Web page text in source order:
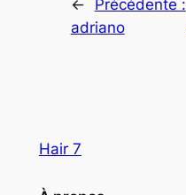
←
Précédente :
adriano
Hair 7